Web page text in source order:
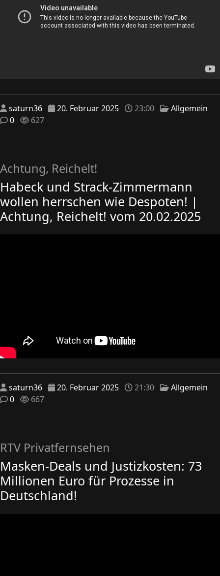
saturn36 20. Februar 2025 23:00
Allgemein
0
627
Achtung, Reichelt!
Habeck und Strack-Zimmermann
wollen herrschen wie Despoten! |
Achtung, Reichelt! vom 20.02.2025
saturn36 20. Februar 2025 21:30
Allgemein
0
667
RTV Privatfernsehen
Masken-Deals und Justizkosten: 73
Millionen Euro für Prozesse in
Deutschland!